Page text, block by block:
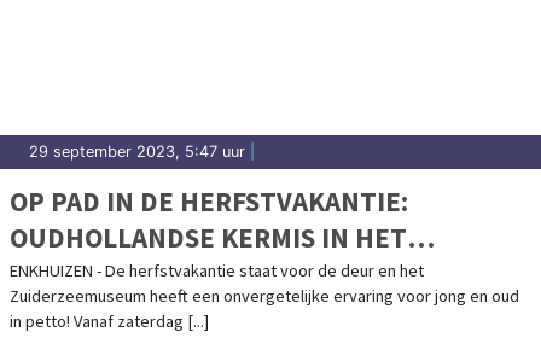
29 september 2023, 5:47 uur
OP PAD IN DE HERFSTVAKANTIE:
OUDHOLLANDSE KERMIS IN HET
ZUIDERZEEMUSEUM
ENKHUIZEN - De herfstvakantie staat voor de deur en het
Zuiderzeemuseum heeft een onvergetelijke ervaring voor jong en oud
in petto! Vanaf zaterdag [...]